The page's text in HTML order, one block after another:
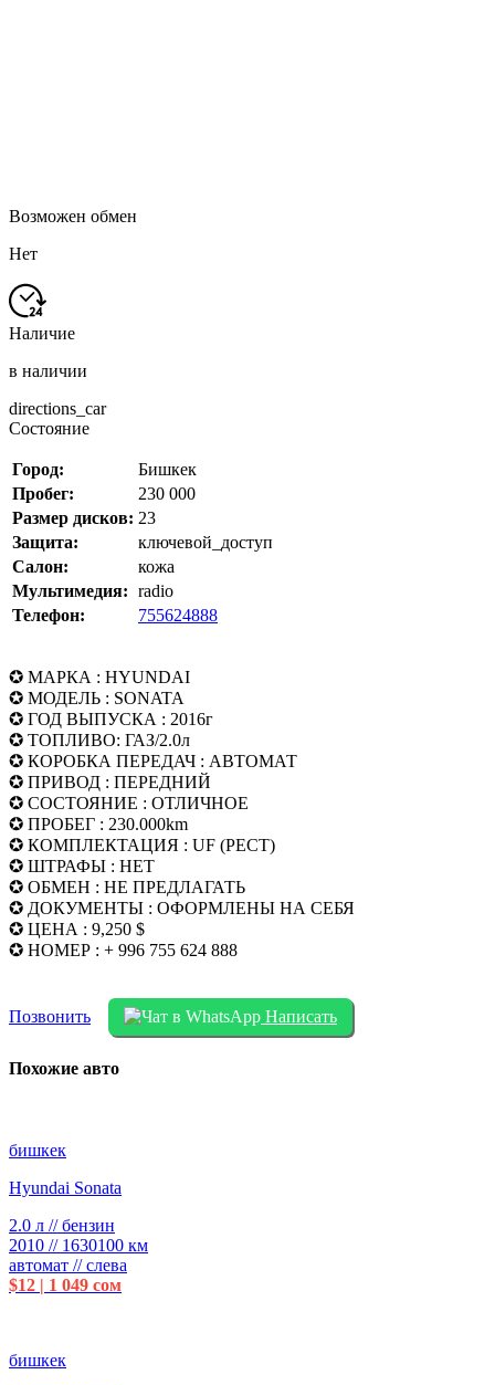
Возможен обмен
Нет
Наличие
в наличии
directions_car
Состояние
Город:
Бишкек
Пробег:
230 000
Размер дисков: 23
Защита:
ключевой_доступ
Салон:
кожа
Мультимедия: radio
Телефон:
755624888
✪ МАРКА : HYUNDAI
✪ МОДЕЛЬ : SONATA
✪ ГОД ВЫПУСКА : 2016г
✪ ТОПЛИВО: ГАЗ/2.0л
✪ КОРОБКА ПЕРЕДАЧ : АВТОМАТ
✪ ПРИВОД : ПЕРЕДНИЙ
✪ СОСТОЯНИЕ : ОТЛИЧНОЕ
✪ ПРОБЕГ : 230.000km
✪ КОМПЛЕКТАЦИЯ : UF (РЕСТ)
✪ ШТРАФЫ : НЕТ
✪ ОБМЕН : НЕ ПРЕДЛАГАТЬ
✪ ДОКУМЕНТЫ : ОФОРМЛЕНЫ НА СЕБЯ
✪ ЦЕНА : 9,250 $
✪ НОМЕР : + 996 755 624 888
Позвонить Написать
Похожие авто
бишкек
Hyundai Sonata
2.0 л // бензин
2010 // 1630100 км
автомат // слева
$12 | 1 049 сом
бишкек